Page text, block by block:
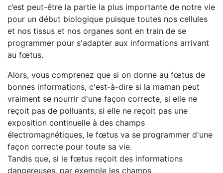
c’est peut-être la partie la plus importante de notre vie
pour un début biologique puisque toutes nos cellules
et nos tissus et nos organes sont en train de se
programmer pour s'adapter aux informations arrivant
au fœtus.
Alors, vous comprenez que si on donne au fœtus de
bonnes informations, c'est-à-dire si la maman peut
vraiment se nourrir d'une façon correcte, si elle ne
reçoit pas de polluants, si elle ne reçoit pas une
exposition continuelle à des champs
électromagnétiques, le fœtus va se programmer d'une
façon correcte pour toute sa vie.
Tandis que, si le fœtus reçoit des informations
dangereuses, par exemple les champs